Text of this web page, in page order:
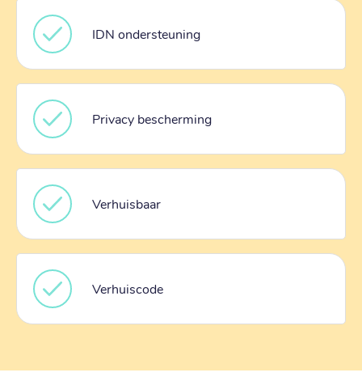
IDN ondersteuning
Privacy bescherming
Verhuisbaar
Verhuiscode